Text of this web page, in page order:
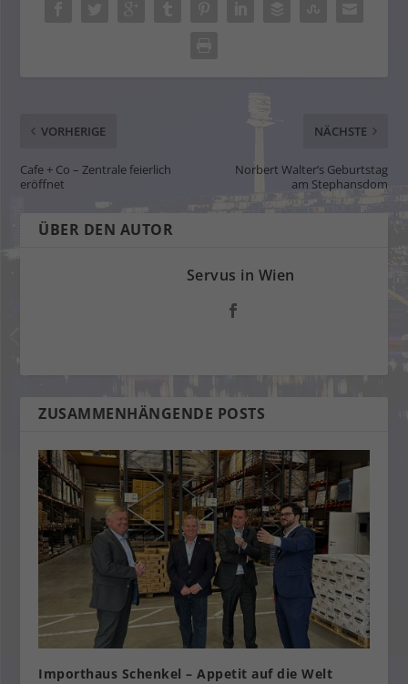
VORHERIGE
Cafe + Co – Zentrale feierlich
eröffnet
NÄCHSTE
Norbert Walter’s Geburtstag
am Stephansdom
ÜBER DEN AUTOR
Servus in Wien
ZUSAMMENHÄNGENDE POSTS
Importhaus Schenkel – Appetit auf die Welt